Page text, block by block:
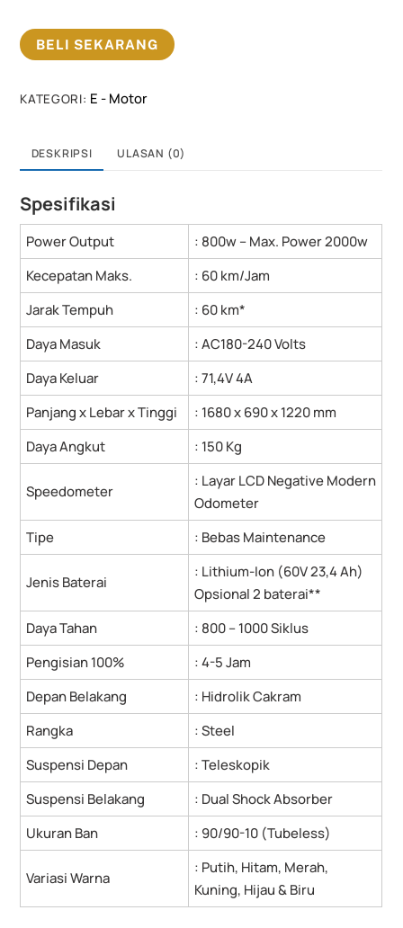
BELI SEKARANG
KATEGORI: E - Motor
DESKRIPSI ULASAN (0)
Spesifikasi
Power Output
: 800w – Max. Power 2000w
Kecepatan Maks.
: 60 km/Jam
Jarak Tempuh
: 60 km*
Daya Masuk
: AC180-240 Volts
Daya Keluar
: 71,4V 4A
Panjang x Lebar x Tinggi
: 1680 x 690 x 1220 mm
Daya Angkut
: 150 Kg
Speedometer
: Layar LCD Negative Modern
Odometer
Tipe
: Bebas Maintenance
Jenis Baterai
: Lithium-Ion (60V 23,4 Ah)
Opsional 2 baterai**
Daya Tahan
: 800 – 1000 Siklus
Pengisian 100%
: 4-5 Jam
Depan Belakang
: Hidrolik Cakram
Rangka
: Steel
Suspensi Depan
: Teleskopik
Suspensi Belakang
: Dual Shock Absorber
Ukuran Ban
: 90/90-10 (Tubeless)
Variasi Warna
: Putih, Hitam, Merah,
Kuning, Hijau & Biru